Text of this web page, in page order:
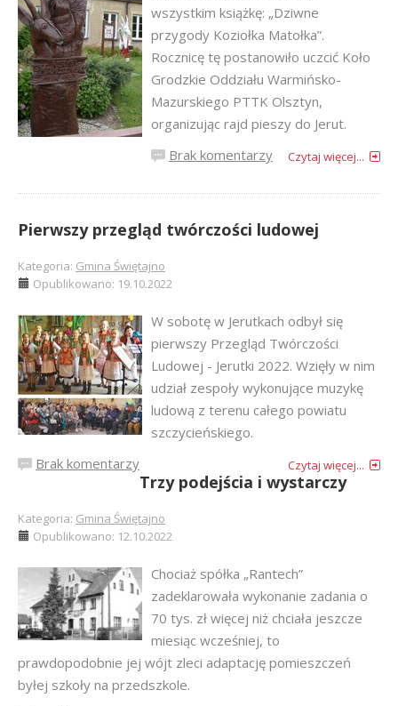
wszystkim książkę: „Dziwne
przygody Koziołka Matołka”.
Rocznicę tę postanowiło uczcić Koło
Grodzkie Oddziału Warmińsko-
Mazurskiego PTTK Olsztyn,
organizując rajd pieszy do Jerut.
Brak komentarzy
Czytaj więcej...
Pierwszy przegląd twórczości ludowej
Kategoria: Gmina Świętajno
Opublikowano: 19.10.2022
W sobotę w Jerutkach odbył się
pierwszy Przegląd Twórczości
Ludowej - Jerutki 2022. Wzięły w nim
udział zespoły wykonujące muzykę
ludową z terenu całego powiatu
szczycieńskiego.
Brak komentarzy
Czytaj więcej...
Trzy podejścia i wystarczy
Kategoria: Gmina Świętajno
Opublikowano: 12.10.2022
Chociaż spółka „Rantech”
zadeklarowała wykonanie zadania o
70 tys. zł więcej niż chciała jeszcze
miesiąc wcześniej, to
prawdopodobnie jej wójt zleci adaptację pomieszczeń
byłej szkoły na przedszkole.